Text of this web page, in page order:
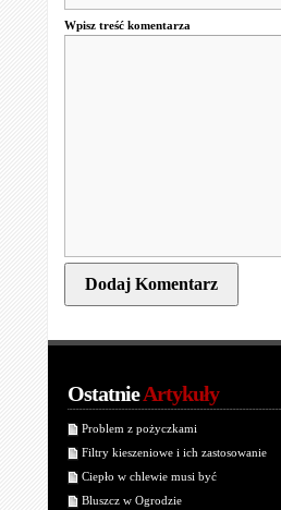
Wpisz treść komentarza
OstatnieArtykuły
Problem z pożyczkami
Filtry kieszeniowe i ich zastosowanie
Ciepło w chlewie musi być
Bluszcz w Ogrodzie